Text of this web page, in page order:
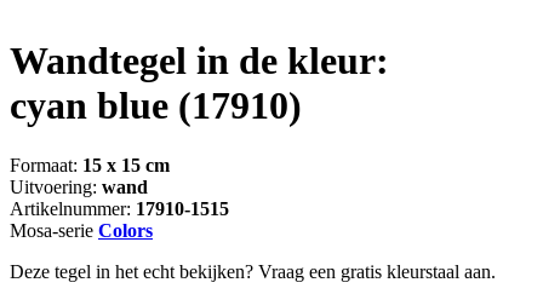
Wandtegel in de kleur:
cyan blue (17910)
Formaat: 15 x 15 cm
Uitvoering: wand
Artikelnummer: 17910-1515
Mosa-serie Colors
Deze tegel in het echt bekijken? Vraag een gratis kleurstaal aan.